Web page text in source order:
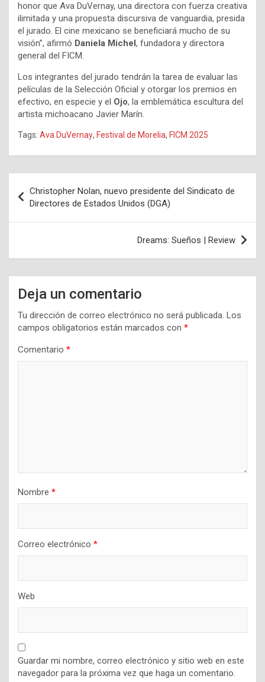
honor que Ava DuVernay, una directora con fuerza creativa
ilimitada y una propuesta discursiva de vanguardia, presida
el jurado. El cine mexicano se beneficiará mucho de su
visión”, afirmó Daniela Michel, fundadora y directora
general del FICM.
Los integrantes del jurado tendrán la tarea de evaluar las
películas de la Selección Oficial y otorgar los premios en
efectivo, en especie y el Ojo, la emblemática escultura del
artista michoacano Javier Marín.
Tags: Ava DuVernay, Festival de Morelia, FICM 2025
de
entradas
Christopher Nolan, nuevo presidente del Sindicato de
Directores de Estados Unidos (DGA)
Dreams: Sueños | Review
Deja un comentario
Tu dirección de correo electrónico no será publicada. Los
campos obligatorios están marcados con *
Comentario *
Nombre *
Correo electrónico *
Web
Guardar mi nombre, correo electrónico y sitio web en este
navegador para la próxima vez que haga un comentario.